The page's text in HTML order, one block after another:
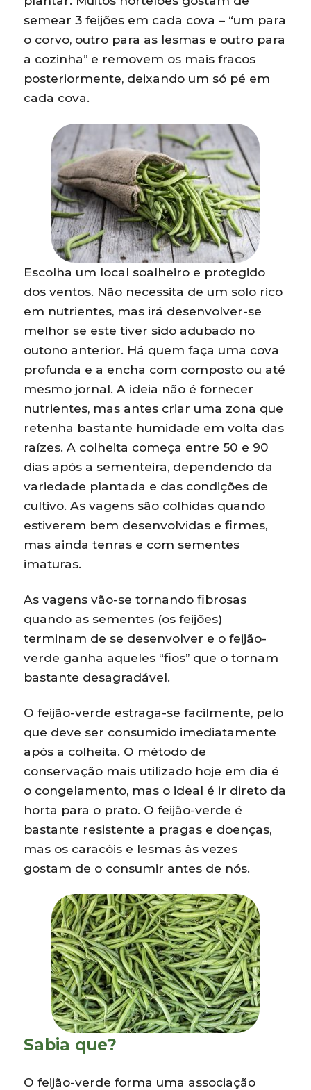
semear 3 feijões em cada cova – “um para
o corvo, outro para as lesmas e outro para
a cozinha” e removem os mais fracos
posteriormente, deixando um só pé em
cada cova.
Escolha um local soalheiro e protegido
dos ventos. Não necessita de um solo rico
em nutrientes, mas irá desenvolver-se
melhor se este tiver sido adubado no
outono anterior. Há quem faça uma cova
profunda e a encha com composto ou até
mesmo jornal. A ideia não é fornecer
nutrientes, mas antes criar uma zona que
retenha bastante humidade em volta das
raízes. A colheita começa entre 50 e 90
dias após a sementeira, dependendo da
variedade plantada e das condições de
cultivo. As vagens são colhidas quando
estiverem bem desenvolvidas e firmes,
mas ainda tenras e com sementes
imaturas.
As vagens vão-se tornando fibrosas
quando as sementes (os feijões)
terminam de se desenvolver e o feijão-
verde ganha aqueles “fios” que o tornam
bastante desagradável.
O feijão-verde estraga-se facilmente, pelo
que deve ser consumido imediatamente
após a colheita. O método de
conservação mais utilizado hoje em dia é
o congelamento, mas o ideal é ir direto da
horta para o prato. O feijão-verde é
bastante resistente a pragas e doenças,
mas os caracóis e lesmas às vezes
gostam de o consumir antes de nós.
Sabia que?
O feijão-verde forma uma associação